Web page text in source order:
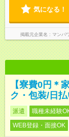
気になる！
掲載元企業名 マンパ
【寮費0円＊
ク・包装/日
派遣 職種未経験
WEB登録・面接OK